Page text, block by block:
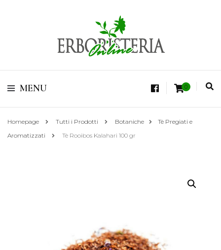
Erboristeria Shop
Online Tisane
Vendita di Botaniche, Erbe e Spezie Officinali, Tisane Terapeutiche Esclusive,
MENU 0
Homepage Tutti i Prodotti Botaniche
Tè Pregiati e
Aromatizzati
Tè Rooibos Kalahari 100 gr